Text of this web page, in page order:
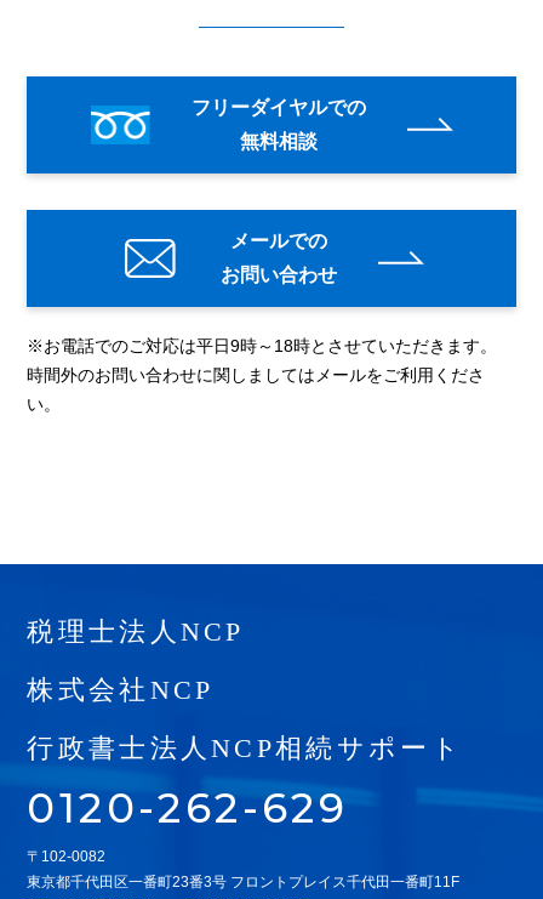
フリーダイヤルでの
無料相談
メールでの
お問い合わせ
※お電話でのご対応は平日9時～18時とさせていただきます。
時間外のお問い合わせに関しましてはメールをご利用くださ
い。
税理士法人NCP
株式会社NCP
行政書士法人NCP相続サポート
0120-262-629
〒102-0082
東京都千代田区一番町23番3号 フロントプレイス千代田一番町11F